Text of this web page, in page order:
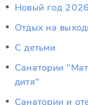
Новый год 2026
Отдых на
С детьми
Санатории
дитя"
Санатории и